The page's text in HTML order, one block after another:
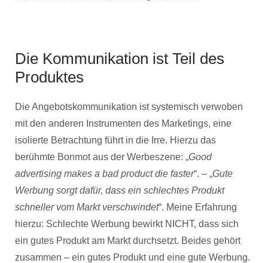
Die Kommunikation ist Teil des
Produktes
Die Angebotskommunikation ist systemisch verwoben
mit den anderen Instrumenten des Marketings, eine
isolierte Betrachtung führt in die Irre. Hierzu das
berühmte Bonmot aus der Werbeszene: „Good
advertising makes a bad product die faster“. – „Gute
Werbung sorgt dafür, dass ein schlechtes Produkt
schneller vom Markt verschwindet“. Meine Erfahrung
hierzu: Schlechte Werbung bewirkt NICHT, dass sich
ein gutes Produkt am Markt durchsetzt. Beides gehört
zusammen – ein gutes Produkt und eine gute Werbung.